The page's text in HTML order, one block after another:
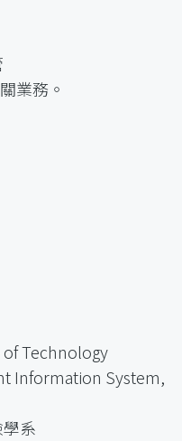
業務。
of Technology
Information System,
系